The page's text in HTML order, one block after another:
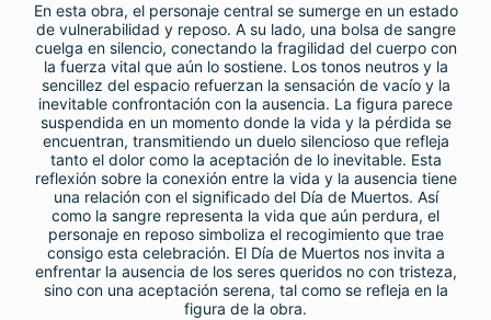
En esta obra, el personaje central se sumerge en un estado
de vulnerabilidad y reposo. A su lado, una bolsa de sangre
cuelga en silencio, conectando la fragilidad del cuerpo con
la fuerza vital que aún lo sostiene. Los tonos neutros y la
sencillez del espacio refuerzan la sensación de vacío y la
inevitable confrontación con la ausencia. La figura parece
suspendida en un momento donde la vida y la pérdida se
encuentran, transmitiendo un duelo silencioso que refleja
tanto el dolor como la aceptación de lo inevitable. Esta
reflexión sobre la conexión entre la vida y la ausencia tiene
una relación con el significado del Día de Muertos. Así
como la sangre representa la vida que aún perdura, el
personaje en reposo simboliza el recogimiento que trae
consigo esta celebración. El Día de Muertos nos invita a
enfrentar la ausencia de los seres queridos no con tristeza,
sino con una aceptación serena, tal como se refleja en la
figura de la obra.